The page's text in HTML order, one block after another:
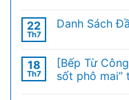
22
Th7
Danh Sách
18
Th7
[Bếp Từ
sốt phô mai”